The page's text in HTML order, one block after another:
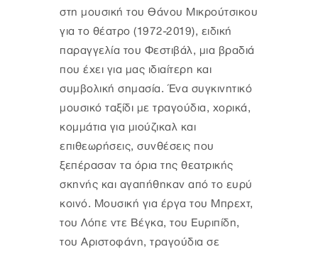
στη μουσική του Θάνου Μικρούτσικου
για το θέατρο (1972-2019), ειδική
παραγγελία του Φεστιβάλ, μια βραδιά
που έχει για μας ιδιαίτερη και
συμβολική σημασία. Ένα συγκινητικό
μουσικό ταξίδι με τραγούδια, χορικά,
κομμάτια για μιούζικαλ και
επιθεωρήσεις, συνθέσεις που
ξεπέρασαν τα όρια της θεατρικής
σκηνής και αγαπήθηκαν από το ευρύ
κοινό. Μουσική για έργα του Μπρεχτ,
του Λόπε ντε Βέγκα, του Ευριπίδη,
του Αριστοφάνη, τραγούδια σε